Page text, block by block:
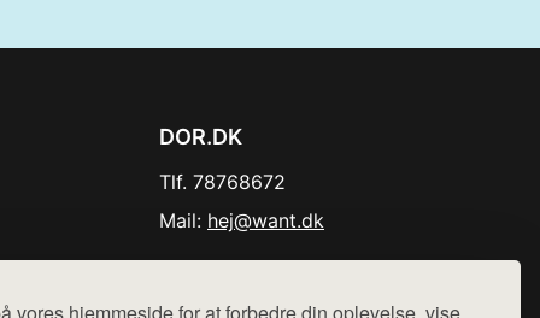
DOR.DK
Tlf. 78768672
Mail: hej@want.dk